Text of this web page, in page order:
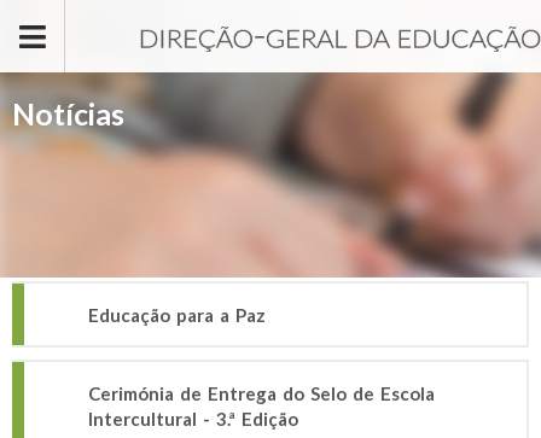
Notícias
Educação para a Paz
Cerimónia de Entrega do Selo de Escola
Intercultural - 3.ª Edição